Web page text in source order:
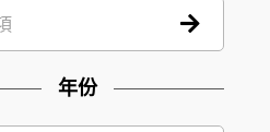
年份